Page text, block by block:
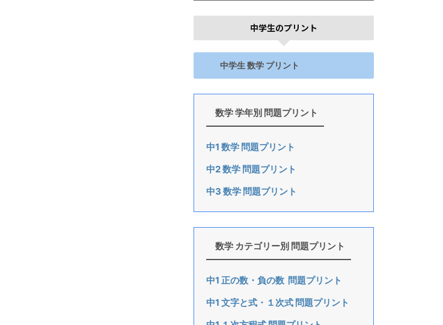
中学生のプリント
中学生 数学 プリント
数学 学年別 問題プリント
中1 数学 問題プリント
中2 数学 問題プリント
中3 数学 問題プリント
数学 カテゴリー別 問題プリント
中1 正の数・負の数 問題プリント
中1 文字と式・１次式 問題プリント